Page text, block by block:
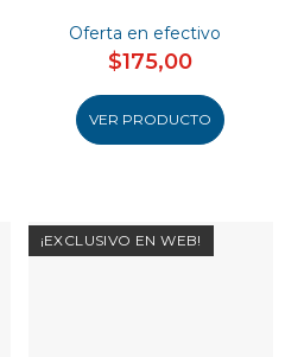
Oferta en efectivo
$175,00
VER PRODUCTO
¡EXCLUSIVO EN WEB!